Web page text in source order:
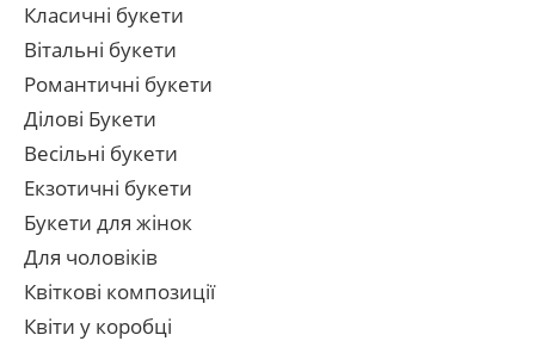
Класичні букети
Вітальні букети
Романтичні букети
Ділові Букети
Весільні букети
Екзотичні букети
Букети для жінок
Для чоловіків
Квіткові композиції
Квіти у коробці